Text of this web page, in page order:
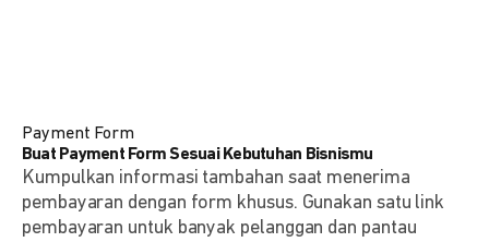
Payment Form
Buat Payment Form Sesuai Kebutuhan Bisnismu
Kumpulkan informasi tambahan saat menerima
pembayaran dengan form khusus. Gunakan satu link
pembayaran untuk banyak pelanggan dan pantau